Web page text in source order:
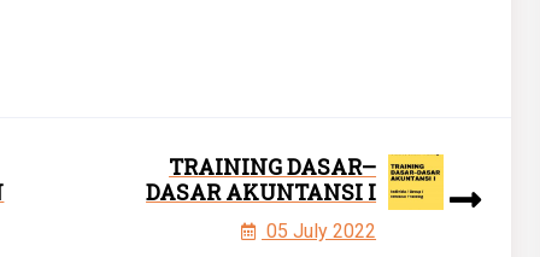
TRAINING DASAR–
DASAR AKUNTANSI I
05 July 2022